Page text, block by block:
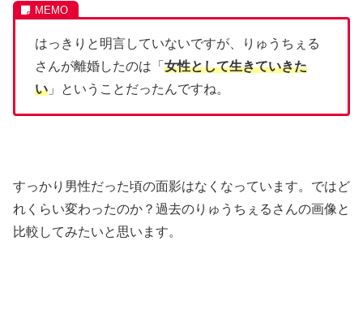
はっきりと明言していないですが、りゅうちぇる
さんが離婚したのは「 女性として生きていきた
い 」ということだったんですね。
すっかり男性だった頃の面影はなくなっています。ではど
れくらい変わったのか？過去のりゅうちぇるさんの画像と
比較してみたいと思います。